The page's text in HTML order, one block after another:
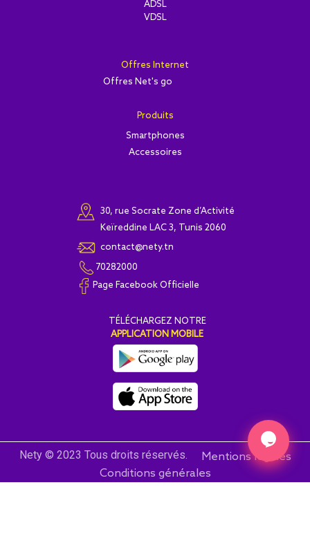
ADSL
VDSL
Offres Internet
Offres Net's go
Produits
Smartphones
Accessoires
30, rue Socrate Zone d’Activité
Keïreddine LAC 3, Tunis 2060
contact@nety.tn
70282000
Page Facebook Officielle
T ÉLÉCHARGEZ NOTRE
APPLICATION MOBILE
Nety © 2023 Tous droits réservés.
Mentions légales
Conditions générales